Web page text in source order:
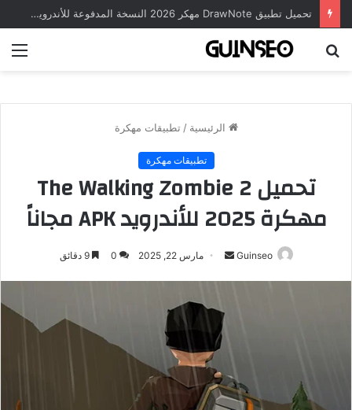
تحميل تطبيق DrawNote مهكر 2026 النسخة المدفوعة للأندرويد مجاناً
الرئيسية / تطبيقات مهكرة
تطبيقات مهكرة
تحميل The Walking Zombie 2
مهكرة 2025 للأندرويد APK مجاناً
Guinseo
أرسلمارس 22, 2025 0 9 دقائق